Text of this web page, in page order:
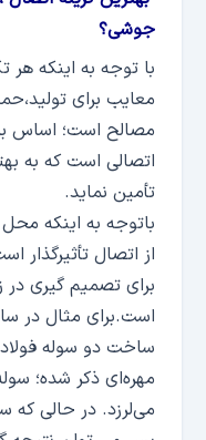
جوشی؟
با توجه به اینکه هر
معایب برای
مصالح است؛ اساس
اتصالی است که به
تأمین نماید.
باتوجه به اینکه
از اتصال
برای تصمیم گیری در
است.برای مثال در
ساخت دو سوله
مهره‌ای ذکر شده؛
می‌لرزد. در حالی که